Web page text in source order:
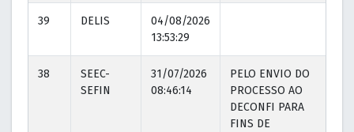
39 DELIS
04/08/2026
13:53:29
38
SEEC-
SEFIN
31/07/2026
08:46:14
PELO ENVIO DO
PROCESSO AO
DECONFI PARA
FINS DE